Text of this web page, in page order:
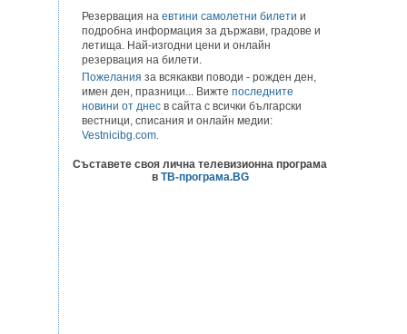
Резервация на евтини самолетни билети и
подробна информация за държави, градове и
летища. Най-изгодни цени и онлайн
резервация на билети.
Пожелания за всякакви поводи - рожден ден,
имен ден, празници... Вижте последните
новини от днес в сайта с всички български
вестници, списания и онлайн медии:
Vestnicibg.com.
Съставете своя лична телевизионна програма
в ТВ-програма.BG